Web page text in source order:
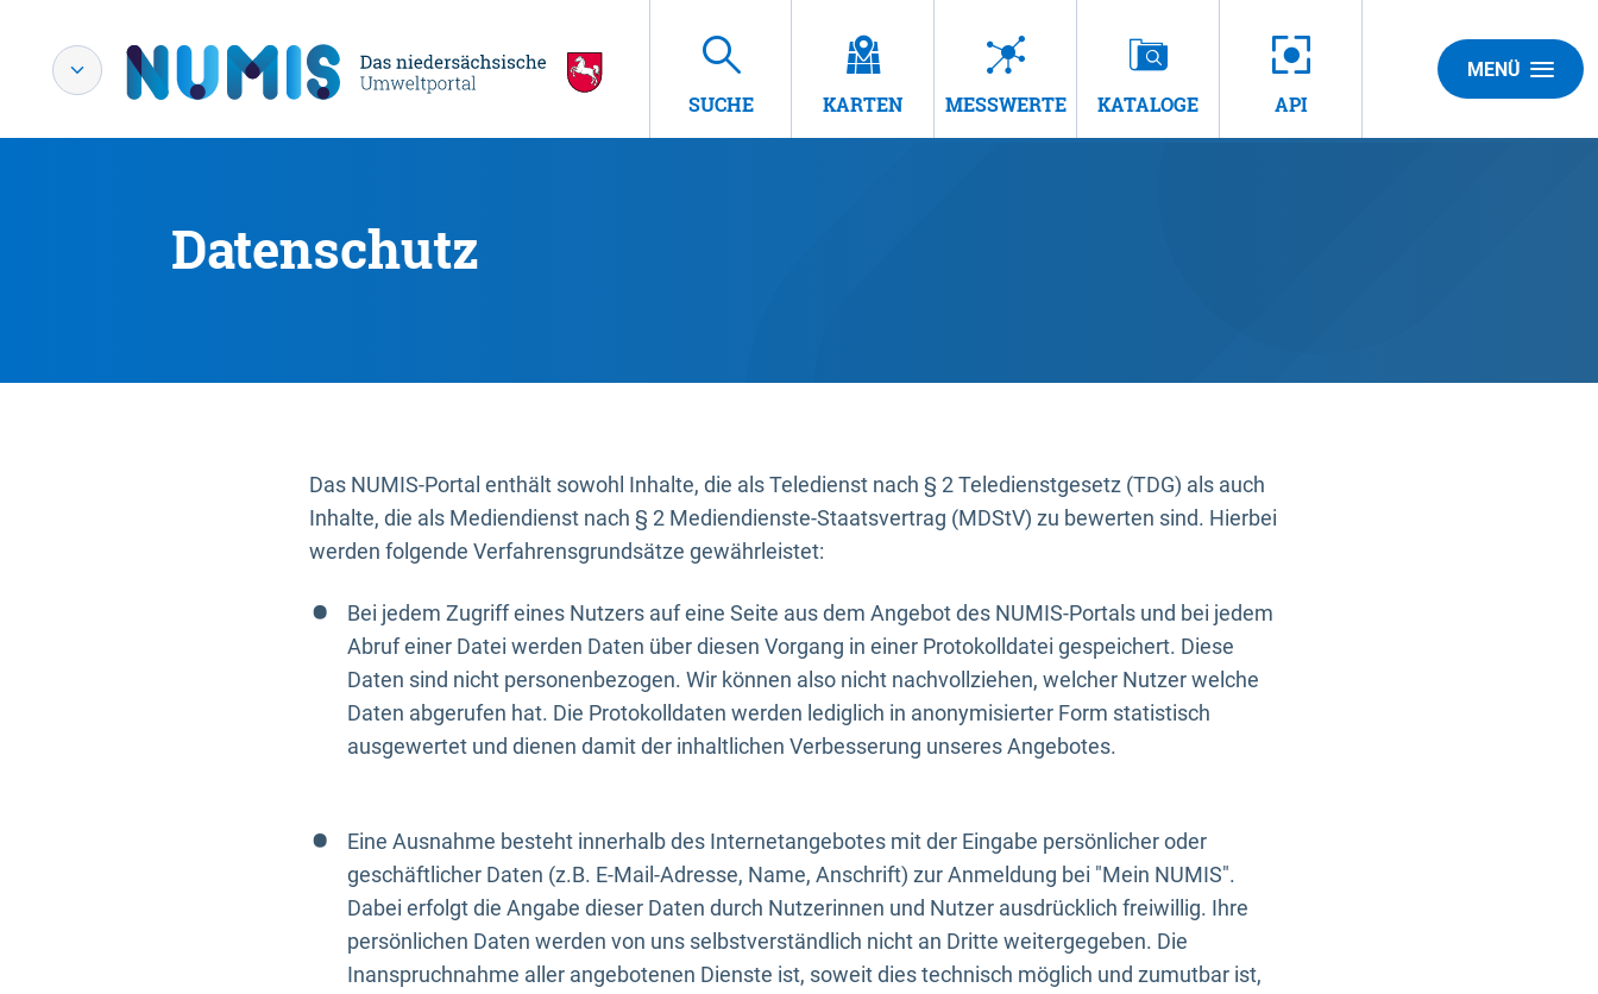
SUCHE KARTEN MESSWERTE KATALOGE API
MENÜ
Datenschutz
Das NUMIS-Portal enthält sowohl Inhalte, die als Teledienst nach § 2 Teledienstgesetz (TDG) als auch
Inhalte, die als Mediendienst nach § 2 Mediendienste-Staatsvertrag (MDStV) zu bewerten sind. Hierbei
werden folgende Verfahrensgrundsätze gewährleistet:
Bei jedem Zugriff eines Nutzers auf eine Seite aus dem Angebot des NUMIS-Portals und bei jedem
Abruf einer Datei werden Daten über diesen Vorgang in einer Protokolldatei gespeichert. Diese
Daten sind nicht personenbezogen. Wir können also nicht nachvollziehen, welcher Nutzer welche
Daten abgerufen hat. Die Protokolldaten werden lediglich in anonymisierter Form statistisch
ausgewertet und dienen damit der inhaltlichen Verbesserung unseres Angebotes.
Eine Ausnahme besteht innerhalb des Internetangebotes mit der Eingabe persönlicher oder
geschäftlicher Daten (z.B. E-Mail-Adresse, Name, Anschrift) zur Anmeldung bei "Mein NUMIS".
Dabei erfolgt die Angabe dieser Daten durch Nutzerinnen und Nutzer ausdrücklich freiwillig. Ihre
persönlichen Daten werden von uns selbstverständlich nicht an Dritte weitergegeben. Die
Inanspruchnahme aller angebotenen Dienste ist, soweit dies technisch möglich und zumutbar ist,